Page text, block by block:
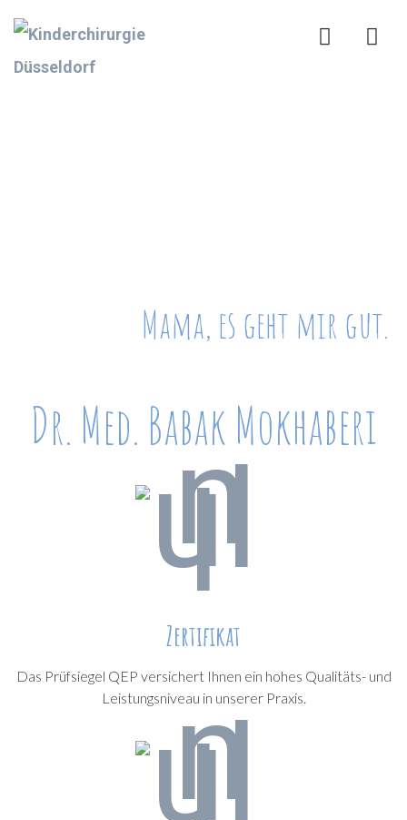
Mama, es geht mir gut.
Dr. Med. Babak Mokhaberi
Zertifikat
Das Prüfsiegel QEP versichert Ihnen ein hohes Qualitäts- und
Leistungsniveau in unserer Praxis.